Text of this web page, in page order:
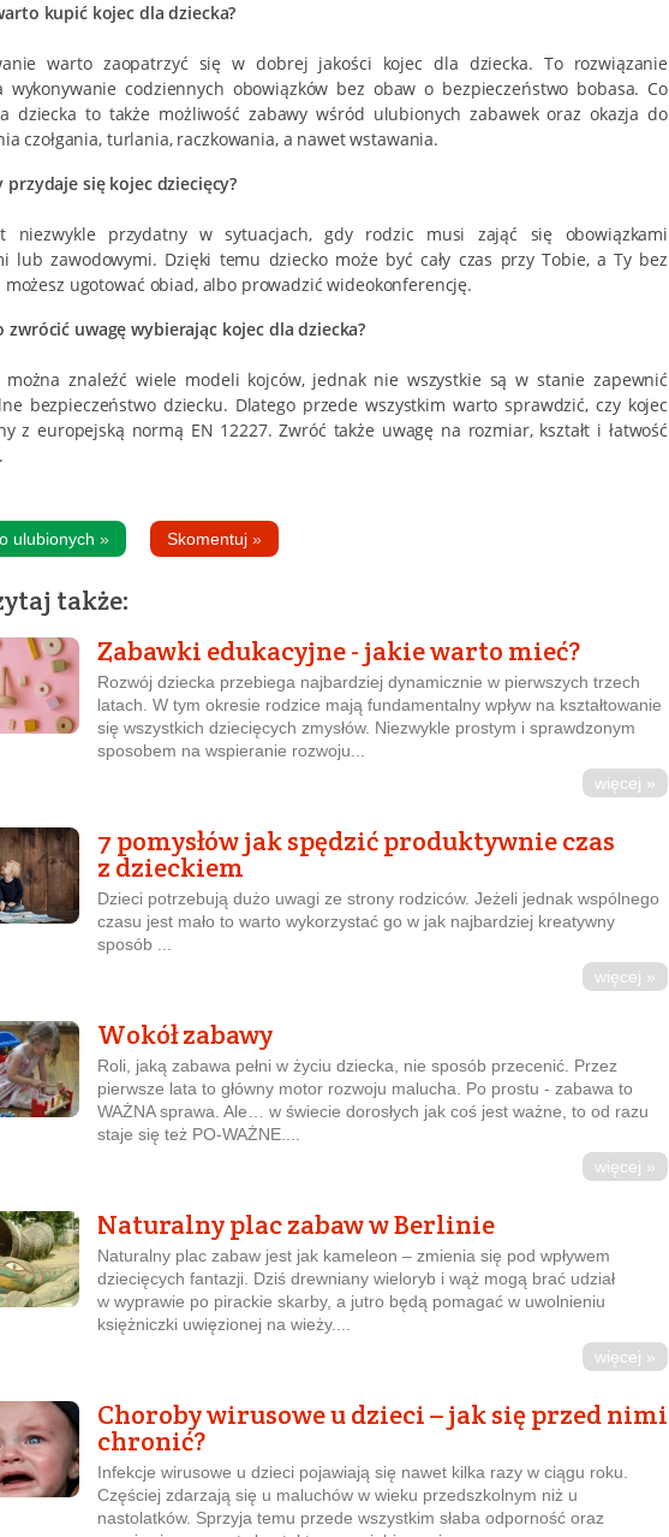
kupić kojec dla dziecka?
warto zaopatrzyć się w dobrej jakości kojec dla dziecka. To rozwiązanie
wykonywanie codziennych obowiązków bez obaw o bezpieczeństwo bobasa. Co
dziecka to także możliwość zabawy wśród ulubionych zabawek oraz okazja do
czołgania, turlania, raczkowania, a nawet wstawania.
przydaje się kojec dziecięcy?
niezwykle przydatny w sytuacjach, gdy rodzic musi zająć się obowiązkami
lub zawodowymi. Dzięki temu dziecko może być cały czas przy Tobie, a Ty bez
ugotować obiad, albo prowadzić wideokonferencję.
zwrócić uwagę wybierając kojec dla dziecka?
znaleźć wiele modeli kojców, jednak nie wszystkie są w stanie zapewnić
bezpieczeństwo dziecku. Dlatego przede wszystkim warto sprawdzić, czy kojec
z europejską normą EN 12227. Zwróć także uwagę na rozmiar, kształt i łatwość
ulubionych » Skomentuj »
także:
Zabawki edukacyjne - jakie warto mieć?
Rozwój dziecka przebiega najbardziej dynamicznie w pierwszych trzech
latach. W tym okresie rodzice mają fundamentalny wpływ na kształtowanie
się wszystkich dziecięcych zmysłów. Niezwykle prostym i sprawdzonym
sposobem na wspieranie rozwoju...
więcej »
7 pomysłów jak spędzić produktywnie czas
z dzieckiem
Dzieci potrzebują dużo uwagi ze strony rodziców. Jeżeli jednak wspólnego
czasu jest mało to warto wykorzystać go w jak najbardziej kreatywny
sposób ...
więcej »
Wokół zabawy
Roli, jaką zabawa pełni w życiu dziecka, nie sposób przecenić. Przez
pierwsze lata to główny motor rozwoju malucha. Po prostu - zabawa to
WAŻNA sprawa. Ale… w świecie dorosłych jak coś jest ważne, to od razu
staje się też PO-WAŻNE....
więcej »
Naturalny plac zabaw w Berlinie
Naturalny plac zabaw jest jak kameleon – zmienia się pod wpływem
dziecięcych fantazji. Dziś drewniany wieloryb i wąż mogą brać udział
w wyprawie po pirackie skarby, a jutro będą pomagać w uwolnieniu
księżniczki uwięzionej na wieży....
więcej »
Choroby wirusowe u dzieci – jak się przed nimi
chronić?
Infekcje wirusowe u dzieci pojawiają się nawet kilka razy w ciągu roku.
Częściej zdarzają się u maluchów w wieku przedszkolnym niż u
nastolatków. Sprzyja temu przede wszystkim słaba odporność oraz